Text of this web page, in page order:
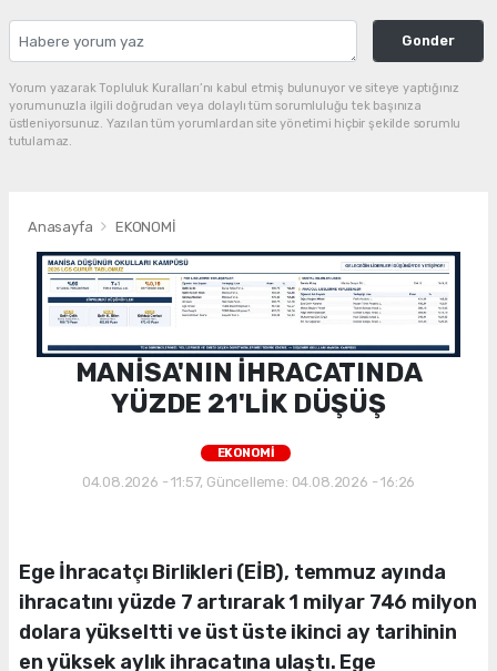
Gonder
Yorum yazarak Topluluk Kuralları’nı kabul etmiş bulunuyor ve siteye yaptığınız
yorumunuzla ilgili doğrudan veya dolaylı tüm sorumluluğu tek başınıza
üstleniyorsunuz. Yazılan tüm yorumlardan site yönetimi hiçbir şekilde sorumlu
tutulamaz.
Anasayfa EKONOMİ
MANİSA'NIN İHRACATINDA
YÜZDE 21'LİK DÜŞÜŞ
EKONOMİ
04.08.2026 - 11:57, Güncelleme: 04.08.2026 - 16:26
Ege İhracatçı Birlikleri (EİB), temmuz ayında
ihracatını yüzde 7 artırarak 1 milyar 746 milyon
dolara yükseltti ve üst üste ikinci ay tarihinin
en yüksek aylık ihracatına ulaştı. Ege